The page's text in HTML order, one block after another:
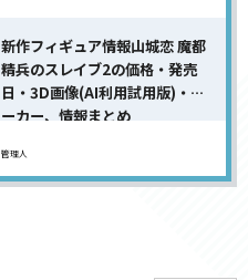
新作フィギュア情報山城恋 魔都
精兵のスレイブ2の価格・発売
日・3D画像(AI利用試用版)・メ
ーカー、情報まとめ
管理人